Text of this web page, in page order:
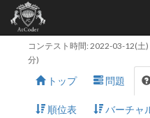
コンテスト時間: 2022-03-12(土)
分)
トップ 問題
順位表 バーチャ